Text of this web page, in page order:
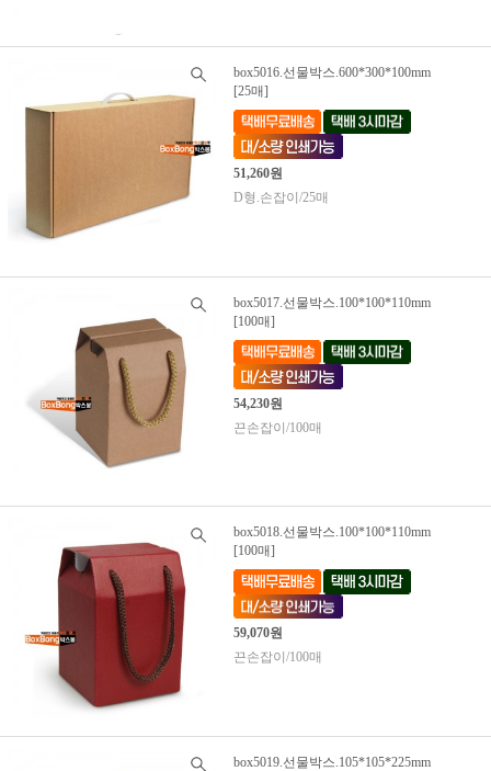
box5016.선물박스.600*300*100mm
[25매]
51,260원
D형.손잡이/25매
box5017.선물박스.100*100*110mm
[100매]
54,230원
끈손잡이/100매
box5018.선물박스.100*100*110mm
[100매]
59,070원
끈손잡이/100매
box5019.선물박스.105*105*225mm